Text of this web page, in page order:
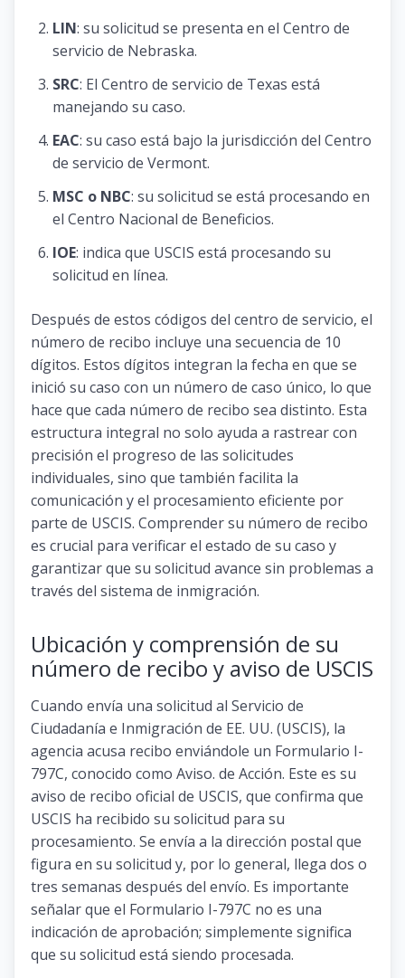
LIN: su solicitud se presenta en el Centro de
servicio de Nebraska.
SRC: El Centro de servicio de Texas está
manejando su caso.
EAC: su caso está bajo la jurisdicción del Centro
de servicio de Vermont.
MSC o NBC: su solicitud se está procesando en
el Centro Nacional de Beneficios.
IOE: indica que USCIS está procesando su
solicitud en línea.
Después de estos códigos del centro de servicio, el
número de recibo incluye una secuencia de 10
dígitos. Estos dígitos integran la fecha en que se
inició su caso con un número de caso único, lo que
hace que cada número de recibo sea distinto. Esta
estructura integral no solo ayuda a rastrear con
precisión el progreso de las solicitudes
individuales, sino que también facilita la
comunicación y el procesamiento eficiente por
parte de USCIS. Comprender su número de recibo
es crucial para verificar el estado de su caso y
garantizar que su solicitud avance sin problemas a
través del sistema de inmigración.
Ubicación y comprensión de su
número de recibo y aviso de USCIS
Cuando envía una solicitud al Servicio de
Ciudadanía e Inmigración de EE. UU. (USCIS), la
agencia acusa recibo enviándole un Formulario I-
797C, conocido como Aviso. de Acción. Este es su
aviso de recibo oficial de USCIS, que confirma que
USCIS ha recibido su solicitud para su
procesamiento. Se envía a la dirección postal que
figura en su solicitud y, por lo general, llega dos o
tres semanas después del envío. Es importante
señalar que el Formulario I-797C no es una
indicación de aprobación; simplemente significa
que su solicitud está siendo procesada.